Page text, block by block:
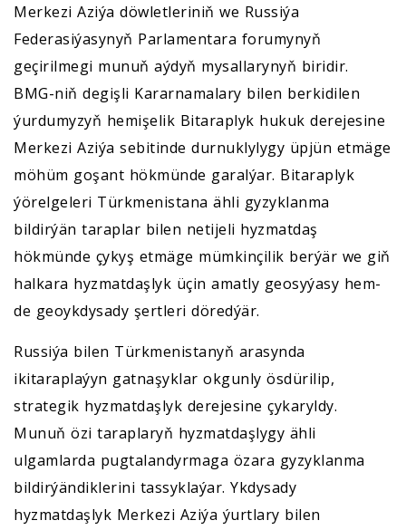
Merkezi Aziýa döwletleriniň we Russiýa
Federasiýasynyň Parlamentara forumynyň
geçirilmegi munuň aýdyň mysallarynyň biridir.
BMG-niň degişli Kararnamalary bilen berkidilen
ýurdumyzyň hemişelik Bitaraplyk hukuk derejesine
Merkezi Aziýa sebitinde durnuklylygy üpjün etmäge
möhüm goşant hökmünde garalýar. Bitaraplyk
ýörelgeleri Türkmenistana ähli gyzyklanma
bildirýän taraplar bilen netijeli hyzmatdaş
hökmünde çykyş etmäge mümkinçilik berýär we giň
halkara hyzmatdaşlyk üçin amatly geosyýasy hem-
de geoykdysady şertleri döredýär.
Russiýa bilen Türkmenistanyň arasynda
ikitaraplaýyn gatnaşyklar okgunly ösdürilip,
strategik hyzmatdaşlyk derejesine çykaryldy.
Munuň özi taraplaryň hyzmatdaşlygy ähli
ulgamlarda pugtalandyrmaga özara gyzyklanma
bildirýändiklerini tassyklaýar. Ykdysady
hyzmatdaşlyk Merkezi Aziýa ýurtlary bilen